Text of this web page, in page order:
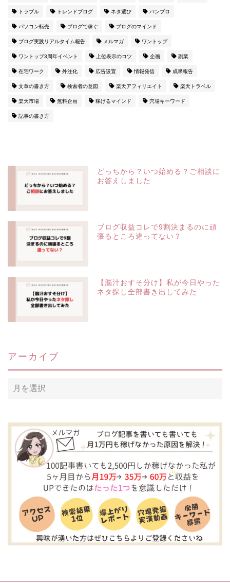
トラブル トレンドブログ ネタ選び バンブロ
パソコン転売 ブログで稼ぐ ブログのマインド
ブログ実践リアルタイム報告 メルマガ ワントップ
ワントップ3周年イベント 上位表示のコツ 企画 副業
在宅ワーク 外注化 広告設置 情報発信 成果報告
文章の書き方 検索者の意図 楽天アフィリエイト 楽天トラベル
楽天市場 無料企画 稼げるマインド 穴場キーワード
記事の書き方
どっちから？いつ始める？ご相談に
お答えしました
ブログ収益コレで9割決まるのに頑
張るところ違ってない？
【脳汁おすそ分け】私が今日やった
ネタ探し全部書き出してみた
アーカイブ
ア
ー
ブ